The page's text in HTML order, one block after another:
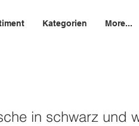
Kategorien More...
in schwarz und